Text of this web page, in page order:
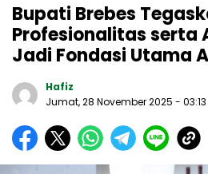
Bupati Brebes
Profesionalitas serta
Jadi Fondasi Utama
Hafiz
Jumat, 28 November 2025 - 03:13